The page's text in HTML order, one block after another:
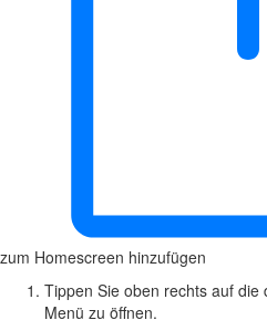
zum Homescreen hinzufügen
Tippen Sie oben rechts auf
Menü zu öffnen.